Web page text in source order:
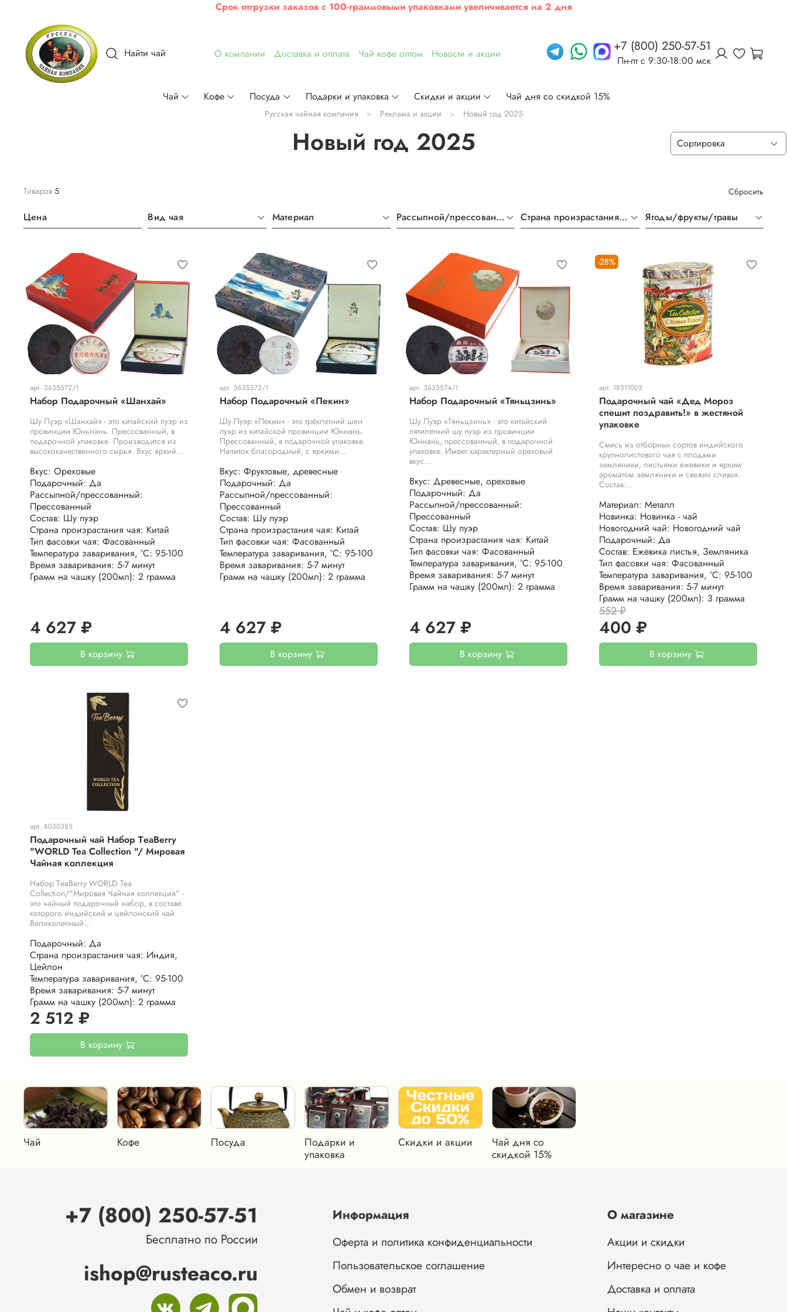
Срок отгрузки заказов с 100-граммовыми упаковками увеличивается на 2 дня
Найти чай О компании Доставка и оплата Чай кофе оптом Новости и акции +7 (800) 250-57-51
Пн-пт c 9:30-18:00 мск
Чай Кофе Посуда Подарки и упаковка Скидки и акции Чай дня со скидкой 15%
Русская чайная компания Реклама и акции Новый год 2025
Новый год 2025
Товаров 5 Сбросить
Цена Вид чая Материал Рассыпной/прессованный Страна произрастания чая Ягоды/фрукты/травы
арт. 3635572/1
Набор Подарочный «Шанхай»
Шу Пуэр «Шанхай» - это китайский пуэр из
провинции Юньнань. Прессованный, в
подарочной упаковке. Производится из
высококачественного сырья. Вкус яркий...
Вкус: Ореховые
Подарочный: Да
Рассыпной/прессованный:
Прессованный
Состав: Шу пуэр
Страна произрастания чая: Китай
Тип фасовки чая: Фасованный
Температура заваривания, °С: 95-100
Время заваривания: 5-7 минут
Грамм на чашку (200мл): 2 грамма
4 627 ₽
В корзину
арт. 3635573/1
Набор Подарочный «Пекин»
Шу Пуэр «Пекин» - это трёхлетний шен
пуэр из китайской провинции Юннань.
Прессованный, в подарочной упаковке.
Напиток благородный, с яркими...
Вкус: Фруктовые, древесные
Подарочный: Да
Рассыпной/прессованный:
Прессованный
Состав: Шу пуэр
Страна произрастания чая: Китай
Тип фасовки чая: Фасованный
Температура заваривания, °С: 95-100
Время заваривания: 5-7 минут
Грамм на чашку (200мл): 2 грамма
4 627 ₽
В корзину
арт. 3635574/1
Набор Подарочный «Тяньцзинь»
Шу Пуэр «Тяньцзинь» - это китайский
пятилетний шу пуэр из провинции
Юннань, прессованный, в подарочной
упаковке. Имеет характерный ореховый
вкус...
Вкус: Древесные, ореховые
Подарочный: Да
Рассыпной/прессованный:
Прессованный
Состав: Шу пуэр
Страна произрастания чая: Китай
Тип фасовки чая: Фасованный
Температура заваривания, °С: 95-100
Время заваривания: 5-7 минут
Грамм на чашку (200мл): 2 грамма
4 627 ₽
В корзину
-28%
арт. 18311003
Подарочный чай «Дед Мороз
спешит поздравить!» в жестяной
упаковке
Смесь из отборных сортов индийского
крупнолистового чая с плодами
земляники, листьями ежевики и ярким
ароматом земляники и свежих сливок.
Состав:...
Материал: Металл
Новинка: Новинка - чай
Новогодний чай: Новогодний чай
Подарочный: Да
Состав: Ежевика листья, Земляника
Тип фасовки чая: Фасованный
Температура заваривания, °С: 95-100
Время заваривания: 5-7 минут
Грамм на чашку (200мл): 3 грамма
552 ₽
400 ₽
В корзину
арт. 8030385
Подарочный чай Набор ТeaBerry
"WORLD Tea Collection "/ Мировая
Чайная коллекция
Набор ТeaBerry WORLD Tea
Collection/"Мировая Чайная коллекция" -
это чайный подарочный набор, в составе
которого индийский и цейлонский чай.
Великолепный...
Подарочный: Да
Страна произрастания чая: Индия,
Цейлон
Температура заваривания, °С: 95-100
Время заваривания: 5-7 минут
Грамм на чашку (200мл): 2 грамма
2 512 ₽
В корзину
Чай Кофе Посуда
Подарки и
упаковка
Скидки и акции
Чай дня со
скидкой 15%
Информация
Оферта и политика конфиденциальности
Пользовательское соглашение
Обмен и возврат
О магазине
Акции и скидки
Интересно о чае и кофе
Доставка и оплата
+7 (800) 250-57-51
Бесплатно по России
ishop@rusteaco.ru